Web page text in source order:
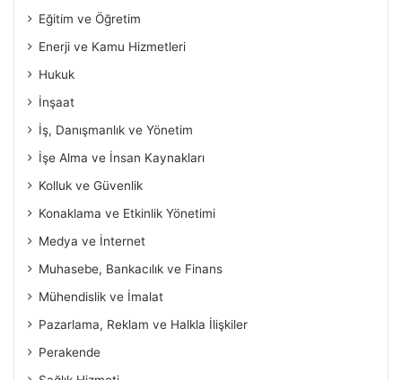
Eğitim ve Öğretim
Enerji ve Kamu Hizmetleri
Hukuk
İnşaat
İş, Danışmanlık ve Yönetim
İşe Alma ve İnsan Kaynakları
Kolluk ve Güvenlik
Konaklama ve Etkinlik Yönetimi
Medya ve İnternet
Muhasebe, Bankacılık ve Finans
Mühendislik ve İmalat
Pazarlama, Reklam ve Halkla İlişkiler
Perakende